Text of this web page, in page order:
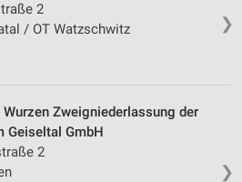
❯
2
/ OT Watzschwitz
❯
Zweigniederlassung der
Geiseltal GmbH
2